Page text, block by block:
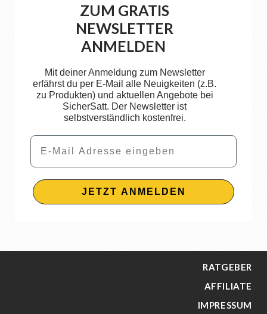
ZUM GRATIS
NEWSLETTER
ANMELDEN
Mit deiner Anmeldung zum Newsletter
erfährst du per E-Mail alle Neuigkeiten (z.B.
zu Produkten) und aktuellen Angebote bei
SicherSatt. Der Newsletter ist
selbstverständlich kostenfrei.
Email
JETZT ANMELDEN
RATGEBER
AFFILIATE
IMPRESSUM